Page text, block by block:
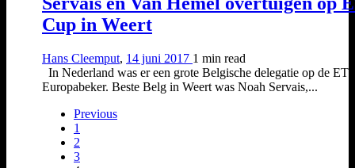
Cup in Weert
Hans Cleemput, 14 juni 2017 1 min read
In Nederland was er een grote Belgische delegatie op de
Europabeker. Beste Belg in Weert was Noah Servais,...
Previous
1
2
3